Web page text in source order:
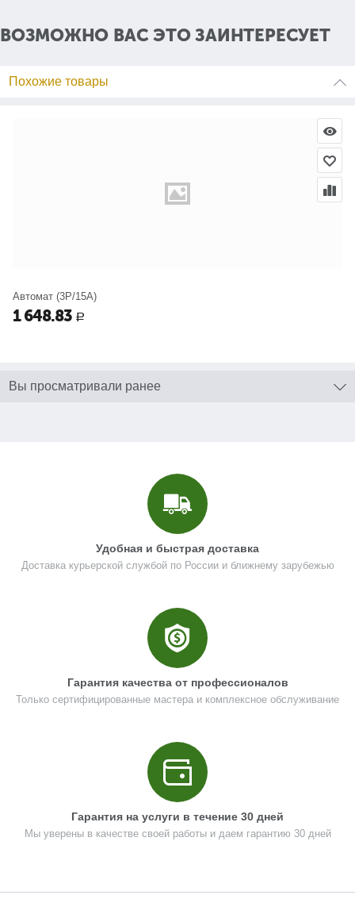
ВОЗМОЖНО ВАС ЭТО ЗАИНТЕРЕСУЕТ
Похожие товары
Автомат (3P/15A)
1 648.83 Р
Вы просматривали ранее
Удобная и быстрая доставка
Доставка курьерской службой по России и ближнему зарубежью
Гарантия качества от профессионалов
Только сертифицированные мастера и комплексное обслуживание
Гарантия на услуги в течение 30 дней
Мы уверены в качестве своей работы и даем гарантию 30 дней